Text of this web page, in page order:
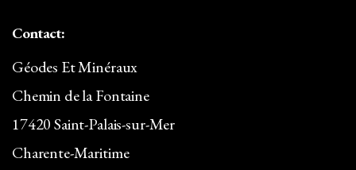
Contact:
Géodes Et Minéraux
Chemin de la Fontaine
17420 Saint-Palais-sur-Mer
Charente-Maritime